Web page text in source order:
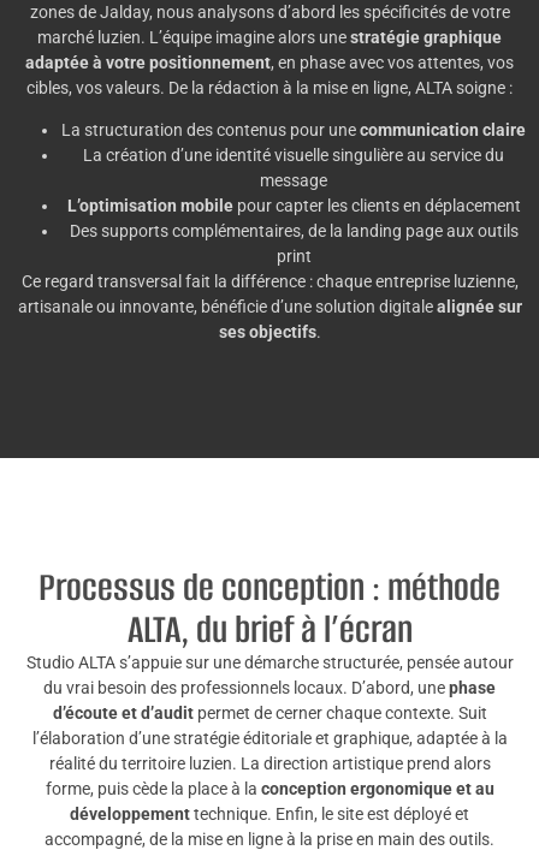
zones de Jalday, nous analysons d’abord les spécificités de votre
marché luzien. L’équipe imagine alors unestratégie graphique
adaptée à votre positionnement, en phase avec vos attentes, vos
cibles, vos valeurs. De la rédaction à la mise en ligne, ALTA soigne :
La structuration des contenus pour unecommunication claire
La création d’une identité visuelle singulière au service du
message
L’optimisation mobilepour capter les clients en déplacement
Des supports complémentaires, de la landing page aux outils
print
Ce regard transversal fait la différence : chaque entreprise luzienne,
artisanale ou innovante, bénéficie d’une solution digitalealignée sur
ses objectifs.
Processus de conception : méthode
ALTA, du brief à l’écran
Studio ALTA s’appuie sur une démarche structurée, pensée autour
du vrai besoin des professionnels locaux. D’abord, unephase
d’écoute et d’auditpermet de cerner chaque contexte. Suit
l’élaboration d’une stratégie éditoriale et graphique, adaptée à la
réalité du territoire luzien. La direction artistique prend alors
forme, puis cède la place à la conception ergonomique et au
développementtechnique. Enfin, le site est déployé et
accompagné, de la mise en ligne à la prise en main des outils.